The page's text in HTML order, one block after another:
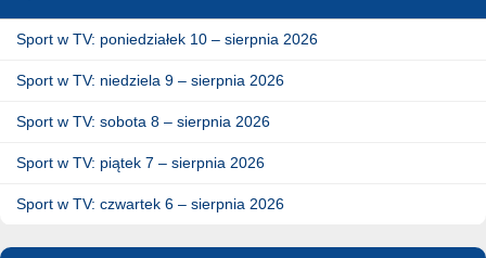
Sport w TV: poniedziałek 10 – sierpnia 2026
Sport w TV: niedziela 9 – sierpnia 2026
Sport w TV: sobota 8 – sierpnia 2026
Sport w TV: piątek 7 – sierpnia 2026
Sport w TV: czwartek 6 – sierpnia 2026